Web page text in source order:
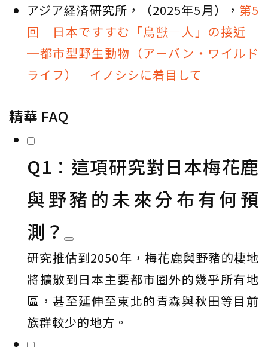
アジア経済研究所，（2025年5月）， 第5
回 日本ですすむ「鳥獣―人」の接近─
─都市型野生動物（アーバン・ワイルド
ライフ） イノシシに着目して
精華 FAQ
Q1：這項研究對日本梅花鹿
與野豬的未來分布有何預
測？
研究推估到2050年，梅花鹿與野豬的棲地
將擴散到日本主要都市圈外的幾乎所有地
區，甚至延伸至東北的青森與秋田等目前
族群較少的地方。